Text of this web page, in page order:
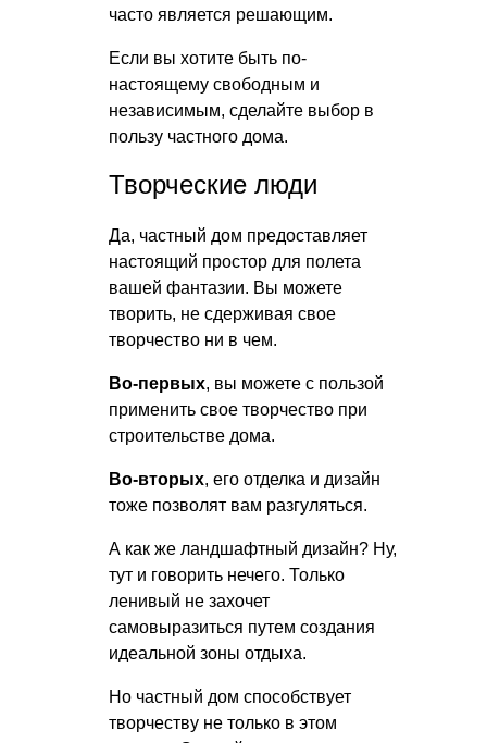
часто является решающим.
Если вы хотите быть по-
настоящему свободным и
независимым, сделайте выбор в
пользу частного дома.
Творческие люди
Да, частный дом предоставляет
настоящий простор для полета
вашей фантазии. Вы можете
творить, не сдерживая свое
творчество ни в чем.
Во-первых, вы можете с пользой
применить свое творчество при
строительстве дома.
Во-вторых, его отделка и дизайн
тоже позволят вам разгуляться.
А как же ландшафтный дизайн? Ну,
тут и говорить нечего. Только
ленивый не захочет
самовыразиться путем создания
идеальной зоны отдыха.
Но частный дом способствует
творчеству не только в этом